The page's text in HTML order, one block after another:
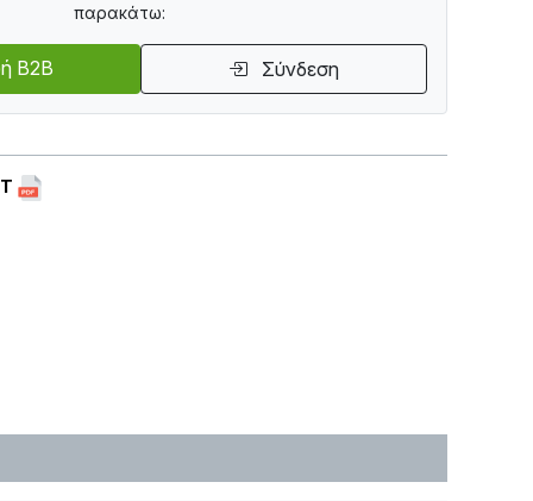
παρακάτω:
B2B Σύνδεση